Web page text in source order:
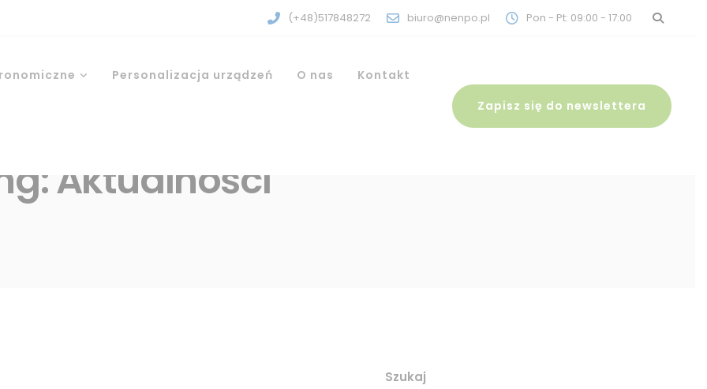
(+48)517848272 biuro@nenpo.pl Pon - Pt: 09:00 - 17:00
Personalizacja urządzeń O nas
Kontakt
Zapisz się do newslettera
Aktualności
Szukaj